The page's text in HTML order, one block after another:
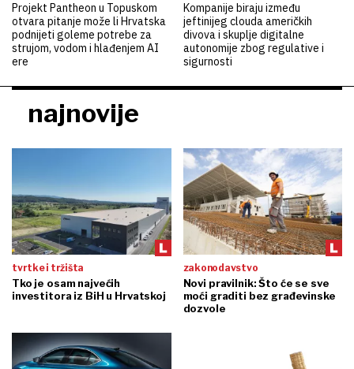
Projekt Pantheon u Topuskom
otvara pitanje može li Hrvatska
podnijeti goleme potrebe za
strujom, vodom i hlađenjem AI
ere
Kompanije biraju između
jeftinijeg clouda američkih
divova i skuplje digitalne
autonomije zbog regulative i
sigurnosti
najnovije
tvrtke i tržišta
Tko je osam najvećih
investitora iz BiH u Hrvatskoj
zakonodavstvo
Novi pravilnik: Što će se sve
moći graditi bez građevinske
dozvole